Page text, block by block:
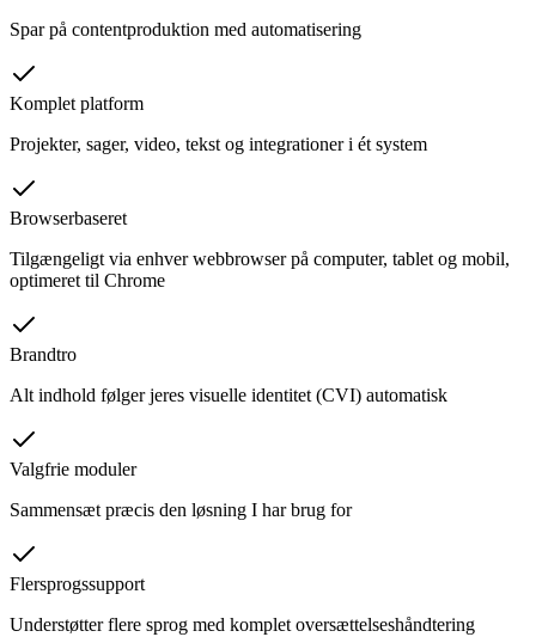
Spar på contentproduktion med automatisering
Komplet platform
Projekter, sager, video, tekst og integrationer i ét system
Browserbaseret
Tilgængeligt via enhver webbrowser på computer, tablet og mobil,
optimeret til Chrome
Brandtro
Alt indhold følger jeres visuelle identitet (CVI) automatisk
Valgfrie moduler
Sammensæt præcis den løsning I har brug for
Flersprogssupport
Understøtter flere sprog med komplet oversættelseshåndtering